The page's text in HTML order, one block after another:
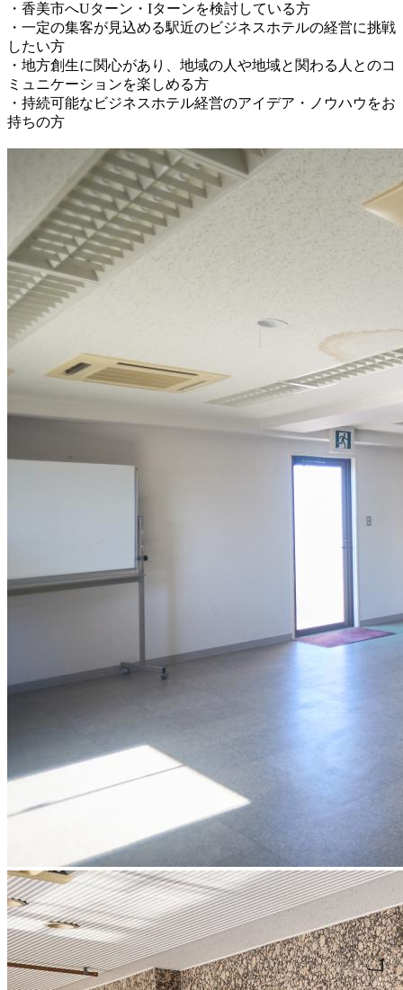
・香美市へUターン・Iターンを検討している方
・一定の集客が見込める駅近のビジネスホテルの経営に挑戦
したい方
・地方創生に関心があり、地域の人や地域と関わる人とのコ
ミュニケーションを楽しめる方
・持続可能なビジネスホテル経営のアイデア・ノウハウをお
持ちの方